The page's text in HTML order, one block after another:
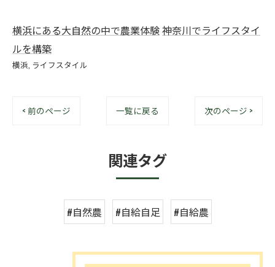
横浜にある大自然の中で農業体験神奈川でライフスタイ
ルを構築
横浜 ライフスタイル
< 前のページ 一覧に戻る 次のページ >
関連タグ
#自然農 #自給自足 #自給農